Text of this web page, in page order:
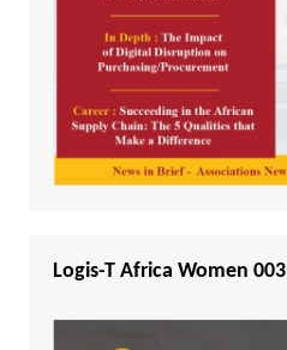
Logis-T Africa Women 003